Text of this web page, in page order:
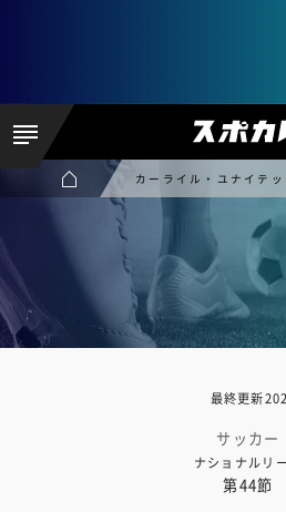
カーライル・ユナイテ
最終更新
サッカー
ナショナルリ
第44節